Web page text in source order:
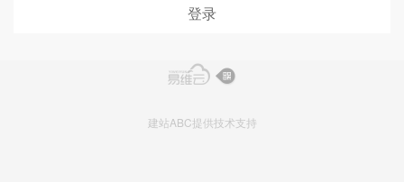
登录
建站ABC提供技术支持